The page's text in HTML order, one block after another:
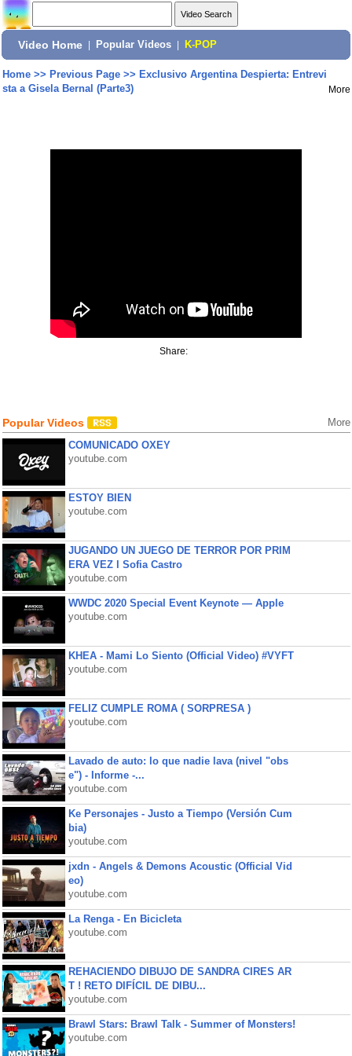
Video Home Popular Videos K-POP
Home>> Previous Page>> Exclusivo Argentina Despierta: Entrevi
sta a Gisela Bernal (Parte3)
More
Share:
Popular Videos More
COMUNICADO OXEY
youtube.com
ESTOY BIEN
youtube.com
JUGANDO UN JUEGO DE TERROR POR PRIM
ERA VEZ l Sofia Castro
youtube.com
WWDC 2020 Special Event Keynote — Apple
youtube.com
KHEA - Mami Lo Siento (Official Video) #VYFT
youtube.com
FELIZ CUMPLE ROMA ( SORPRESA )
youtube.com
Lavado de auto: lo que nadie lava (nivel "obs
e") - Informe -...
youtube.com
Ke Personajes - Justo a Tiempo (Versión Cum
bia)
youtube.com
jxdn - Angels & Demons Acoustic (Official Vid
eo)
youtube.com
La Renga - En Bicicleta
youtube.com
REHACIENDO DIBUJO DE SANDRA CIRES AR
T ! RETO DIFÍCIL DE DIBU...
youtube.com
Brawl Stars: Brawl Talk - Summer of Monsters!
youtube.com